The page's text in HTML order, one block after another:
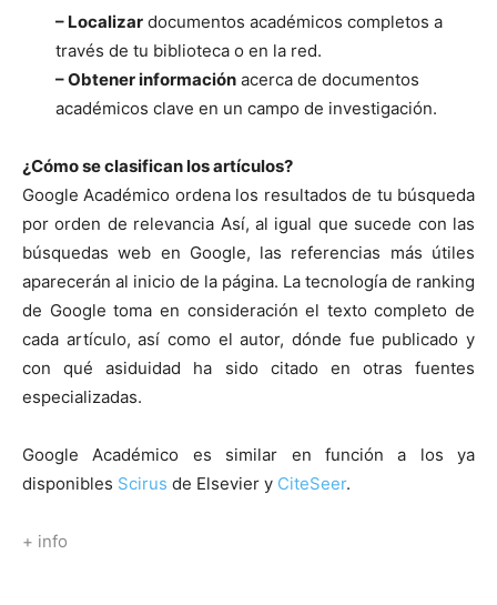
– Localizar documentos académicos completos a
través de tu biblioteca o en la red.
– Obtener información acerca de documentos
académicos clave en un campo de investigación.
¿Cómo se clasifican los artículos?
Google Académico ordena los resultados de tu búsqueda
por orden de relevancia Así, al igual que sucede con las
búsquedas web en Google, las referencias más útiles
aparecerán al inicio de la página. La tecnología de ranking
de Google toma en consideración el texto completo de
cada artículo, así como el autor, dónde fue publicado y
con qué asiduidad ha sido citado en otras fuentes
especializadas.
Google Académico es similar en función a los ya
disponibles Scirus de Elsevier y CiteSeer.
+ info